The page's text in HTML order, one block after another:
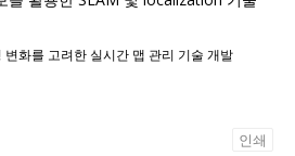
화를 고려한 실시간 맵 관리 기술 개발
인쇄